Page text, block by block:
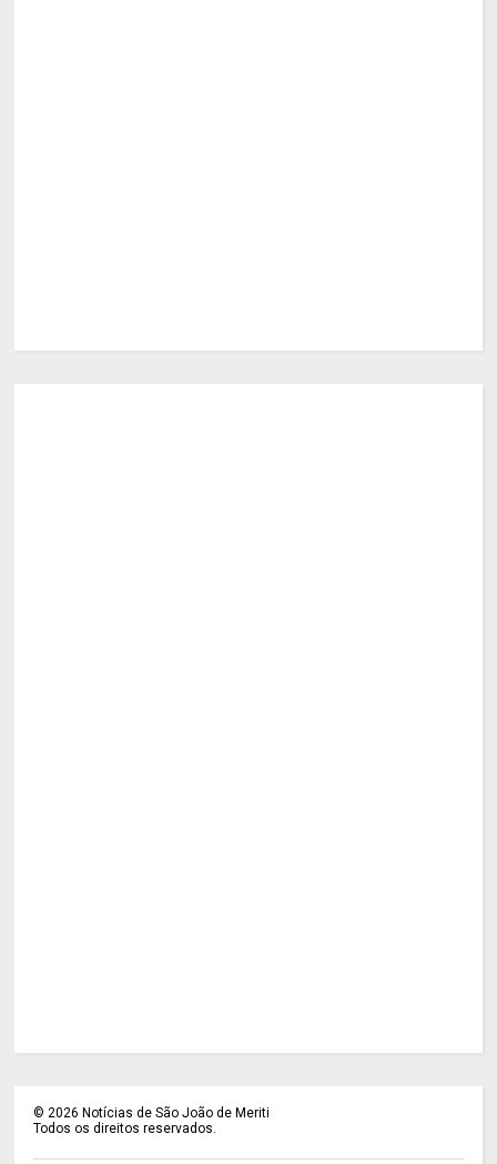
©2026 Notícias de São João de Meriti
Todos os direitos reservados.